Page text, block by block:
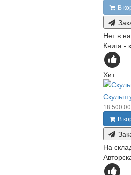
В
Нет в
Книга -
Хит
18
В
На